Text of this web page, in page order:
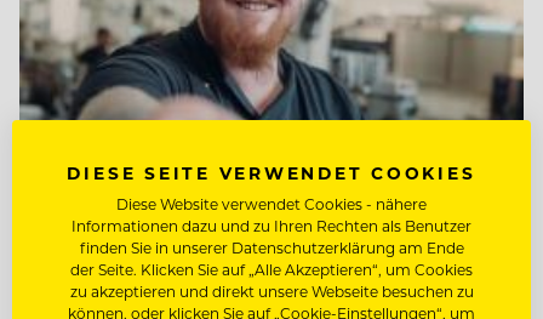
TOP ARBEITGEBER
DIESE SEITE VERWENDET COOKIES
Diese Website verwendet Cookies - nähere
Informationen dazu und zu Ihren Rechten als Benutzer
finden Sie in unserer Datenschutzerklärung am Ende
der Seite. Klicken Sie auf „Alle Akzeptieren“, um Cookies
zu akzeptieren und direkt unsere Webseite besuchen zu
können, oder klicken Sie auf „Cookie-Einstellungen“, um